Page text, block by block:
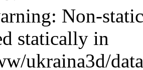
Non-
statically in
ukraina3d/